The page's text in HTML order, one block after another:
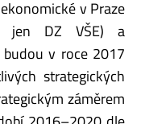
v Praze
jen DZ VŠE) a
v roce 2017
strategických
záměrem